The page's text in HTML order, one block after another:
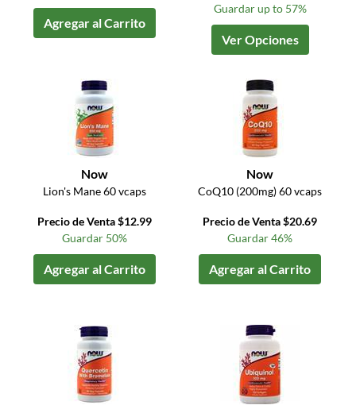
Agregar al Carrito
Guardar up to 57%
Ver Opciones
Now
Lion's Mane 60 vcaps
Precio de Venta $12.99
Guardar 50%
Agregar al Carrito
Now
CoQ10 (200mg) 60 vcaps
Precio de Venta $20.69
Guardar 46%
Agregar al Carrito